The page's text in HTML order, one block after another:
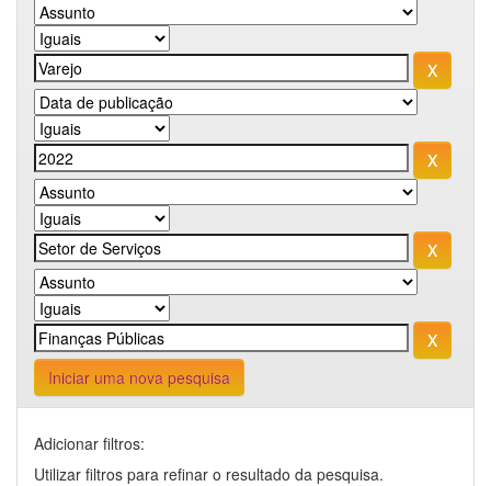
Iniciar uma nova pesquisa
Adicionar filtros:
Utilizar filtros para refinar o resultado da pesquisa.